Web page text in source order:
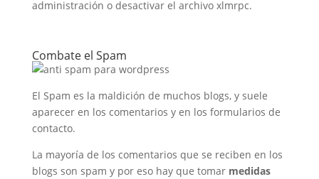
administración o desactivar el archivo xlmrpc.
Combate el Spam
El Spam es la maldición de muchos blogs, y suele
aparecer en los comentarios y en los formularios de
contacto.
La mayoría de los comentarios que se reciben en los
blogs son spam y por eso hay que tomar medidas